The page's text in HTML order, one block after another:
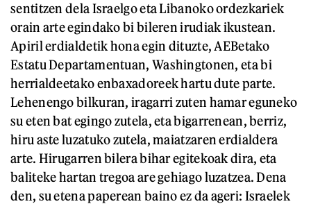
sentitzen dela Israelgo eta Libanoko ordezkariek
orain arte egindako bi bileren irudiak ikustean.
Apiril erdialdetik hona egin dituzte, AEBetako
Estatu Departamentuan, Washingtonen, eta bi
herrialdeetako enbaxadoreek hartu dute parte.
Lehenengo bilkuran, iragarri zuten hamar eguneko
su eten bat egingo zutela, eta bigarrenean, berriz,
hiru aste luzatuko zutela, maiatzaren erdialdera
arte. Hirugarren bilera bihar egitekoak dira, eta
baliteke hartan tregoa are gehiago luzatzea. Dena
den, su etena paperean baino ez da ageri: Israelek